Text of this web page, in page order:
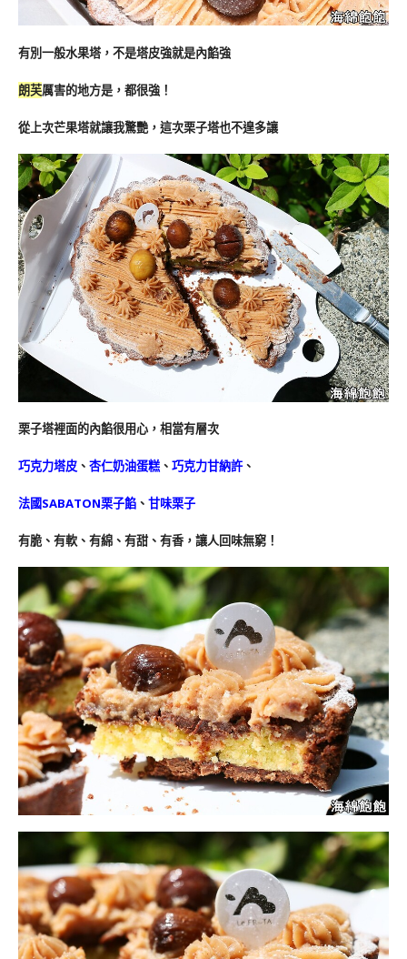
有別一般水果塔，不是塔皮強就是內餡強
朗芙厲害的地方是，都很強！
從上次芒果塔就讓我驚艷，這次栗子塔也不遑多讓
栗子塔裡面的內餡很用心，相當有層次
巧克力塔皮 、 杏仁奶油蛋糕 、 巧克力甘納許、
法國SABATON栗子餡 、 甘味栗子
有脆、有軟、有綿、有甜、有香，讓人回味無窮！